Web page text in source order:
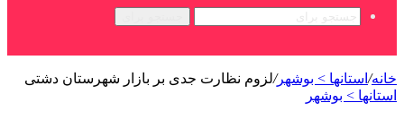
خانه/ استانها > بوشهر/لزوم نظارت جدی بر بازار شهرستان دشتی
استانها > بوشهر